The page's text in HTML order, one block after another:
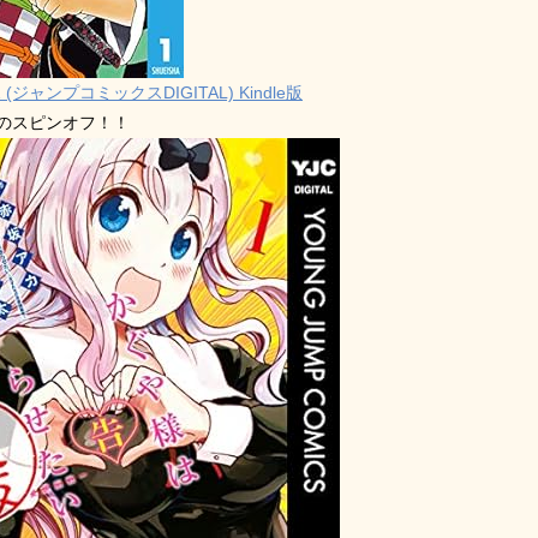
(ジャンプコミックスDIGITAL) Kindle版
スピンオフ！！